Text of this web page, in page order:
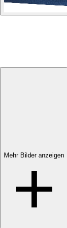
Mehr Bilder anzeigen